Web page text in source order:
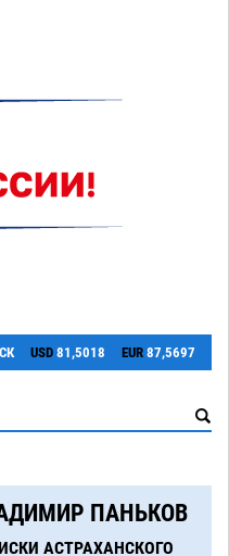
USD 81,5018 EUR 87,5697
ПАНЬКОВ
АСТРАХАНСКОГО